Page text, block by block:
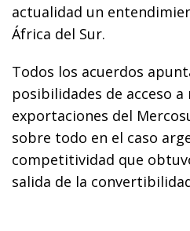
actualidad un
África del Sur.
Todos los acuerdos
posibilidades de acceso
exportaciones del
sobre todo en el caso
competitividad que
salida de la